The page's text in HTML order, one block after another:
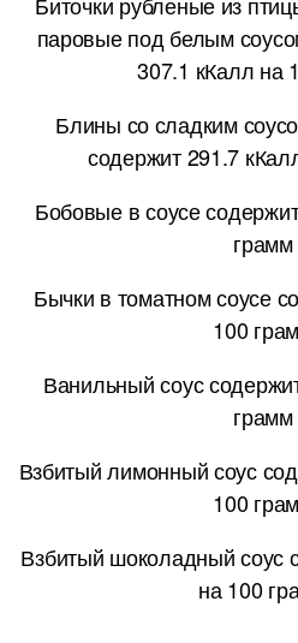
паровые под белым
307.1 кКалл на
Блины со сладким
содержит 291.7
Бобовые в соусе
грамм
Бычки в томатном соусе
100
Ванильный соус
грамм
Взбитый лимонный соус
100
Взбитый шоколадный соус
на 100